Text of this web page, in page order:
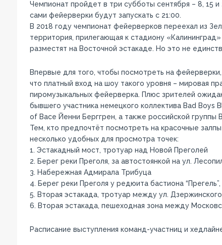
Чемпионат пройдет в три субботы сентября – 8, 15
сами фейерверки будут запускать с 21:00.
В 2018 году чемпионат фейерверков переехал из
территория, прилегающая к стадиону
разместят на Восточной эстакаде. Но это не
Впервые для того, чтобы посмотреть на
что платный вход на шоу такого уровня – мировая
пиромузыкальных фейерверка. Плюс зрителей
бывшего участника немецкого коллектива Bad
of Bace Йенни Берггрен, а также российской группы
Тем, кто предпочтёт посмотреть на красочные
несколько удобных для просмотра точек:
1. Эстакадный мост, тротуар над Новой Преголей
2. Берег реки Преголя, за автостоянкой на ул.
3. Набережная Адмирала Трибуца
4. Берег реки Преголя у редюита бастиона
5. Вторая эстакада, тротуар между ул.
6. Вторая эстакада, пешеходная зона между
Расписание выступления команд-участниц и